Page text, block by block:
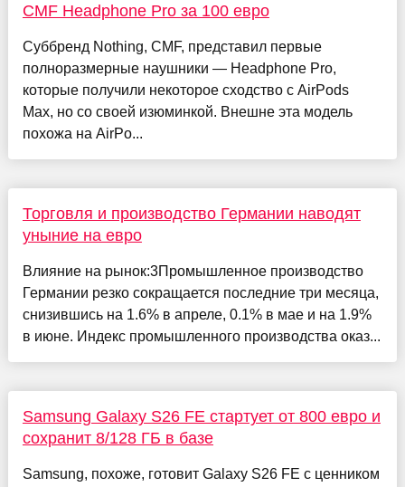
CMF Headphone Pro за 100 евро
Суббренд Nothing, CMF, представил первые
полноразмерные наушники — Headphone Pro,
которые получили некоторое сходство с AirPods
Max, но со своей изюминкой. Внешне эта модель
похожа на AirPo...
Торговля и производство Германии наводят
уныние на евро
Влияние на рынок:3Промышленное производство
Германии резко сокращается последние три месяца,
снизившись на 1.6% в апреле, 0.1% в мае и на 1.9%
в июне. Индекс промышленного производства оказ...
Samsung Galaxy S26 FE стартует от 800 евро и
сохранит 8/128 ГБ в базе
Samsung, похоже, готовит Galaxy S26 FE с ценником